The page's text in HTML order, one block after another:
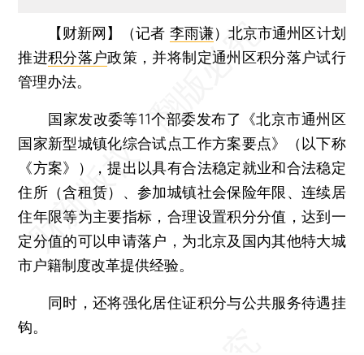
【财新网】（记者 李雨谦） 北京市通州区计划
推进积分落户政策，并将制定通州区积分落户试行
管理办法。
国家发改委等11个部委发布了《北京市通州区
国家新型城镇化综合试点工作方案要点》（以下称
《方案》），提出以具有合法稳定就业和合法稳定
住所（含租赁）、参加城镇社会保险年限、连续居
住年限等为主要指标，合理设置积分分值，达到一
定分值的可以申请落户，为北京及国内其他特大城
市户籍制度改革提供经验。
同时，还将强化居住证积分与公共服务待遇挂
钩。